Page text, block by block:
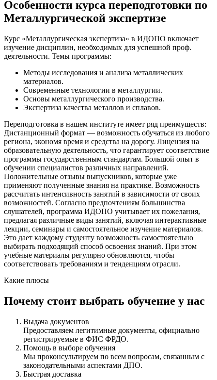
Особенности курса переподготовки по
Металлургической экспертизе
Курс «Металлургическая экспертиза» в ИДОПО включает
изучение дисциплин, необходимых для успешной проф.
деятельности. Темы программы:
Методы исследования и анализа металлических
материалов.
Современные технологии в металлургии.
Основы металлургического производства.
Экспертиза качества металлов и сплавов.
Переподготовка в нашем институте имеет ряд преимуществ:
Дистанционный формат — возможность обучаться из любого
региона, экономя время и средства на дорогу. Лицензия на
образовательную деятельность, что гарантирует соответствие
программы государственным стандартам. Большой опыт в
обучении специалистов различных направлений.
Положительные отзывы выпускников, которые уже
применяют полученные знания на практике. Возможность
рассчитать интенсивность занятий в зависимости от своих
возможностей. Согласно предпочтениям большинства
слушателей, программа ИДОПО учитывает их пожелания,
предлагая различные виды занятий, включая интерактивные
лекции, семинары и самостоятельное изучение материалов.
Это дает каждому студенту возможность самостоятельно
выбирать подходящий способ освоения знаний. При этом
учебные материалы регулярно обновляются, чтобы
соответствовать требованиям и тенденциям отрасли.
Какие плюсы
Почему стоит выбрать обучение у нас
Выдача документов
Предоставляем легитимные документы, официально
регистрируемые в ФИС ФРДО.
Помощь в выборе обучения
Мы проконсультируем по всем вопросам, связанным с
законодательными аспектами ДПО.
Быстрая доставка